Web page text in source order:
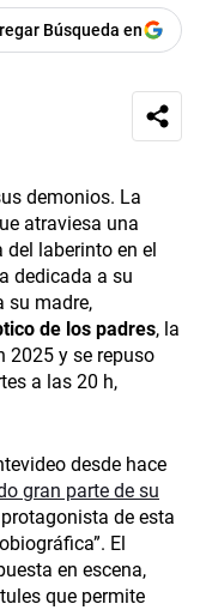
Búsqueda en
demonios. La
atraviesa una
laberinto en el
dedicada a su
su madre,
de los padres, la
2025 y se repuso
a las 20 h,
desde hace
gran parte de su
de esta
El
en escena,
que permite